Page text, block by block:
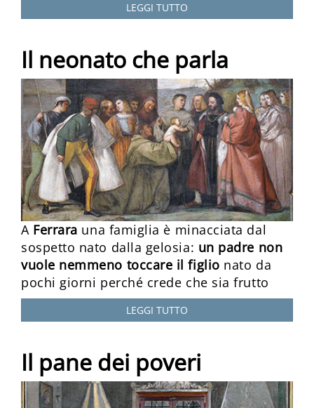
LEGGI TUTTO
Il neonato che parla
A Ferrara una famiglia è minacciata dal
sospetto nato dalla gelosia: un padre non
vuole nemmeno toccare il figlio nato da
pochi giorni perché crede che sia frutto
LEGGI TUTTO
Il pane dei poveri